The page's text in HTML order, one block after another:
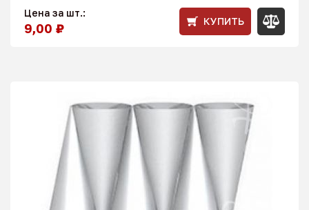
Цена за шт.:
9,00 ₽ КУПИТЬ